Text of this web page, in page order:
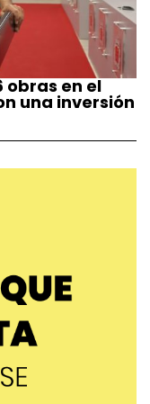
obras en el
una inversión